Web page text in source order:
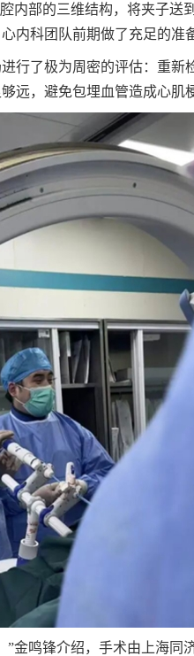
内部的三维结构，将夹子
内科团队前期做了充足的准
了极为周密的评估：重新
远，避免包埋血管造成心肌
金鸣锋介绍，手术由上海